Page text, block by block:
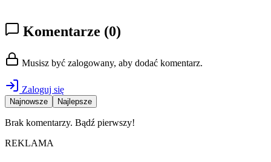
Komentarze (0)
Musisz być zalogowany, aby dodać komentarz.
Zaloguj się
Najnowsze Najlepsze
Brak komentarzy. Bądź pierwszy!
REKLAMA